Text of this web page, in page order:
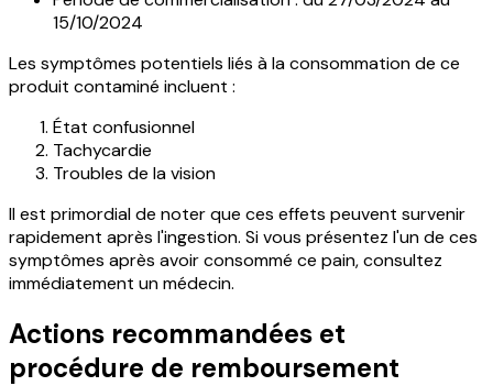
15/10/2024
Les symptômes potentiels liés à la consommation de ce
produit contaminé incluent :
État confusionnel
Tachycardie
Troubles de la vision
Il est primordial de noter que ces effets peuvent survenir
rapidement après l'ingestion. Si vous présentez l'un de ces
symptômes après avoir consommé ce pain, consultez
immédiatement un médecin.
Actions recommandées et
procédure de remboursement